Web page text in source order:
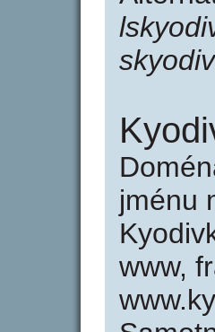
jménu
www,